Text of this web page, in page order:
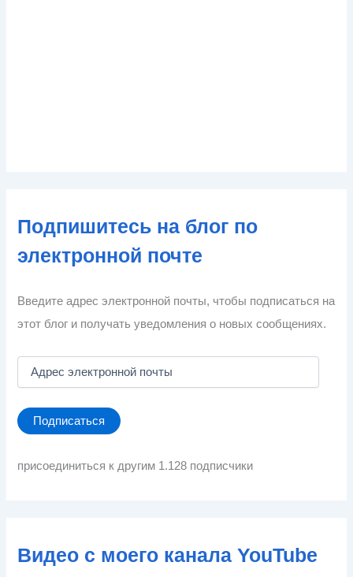
Подпишитесь на блог по
электронной почте
Введите адрес электронной почты, чтобы подписаться на
этот блог и получать уведомления о новых сообщениях.
е
с
е
н
Подписаться
присоединиться к другим 1.128 подписчики
Видео с моего канала YouTube